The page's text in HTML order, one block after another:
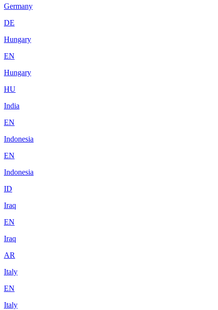
Germany
DE
Hungary
EN
Hungary
HU
India
EN
Indonesia
EN
Indonesia
ID
Iraq
EN
Iraq
AR
Italy
EN
Italy